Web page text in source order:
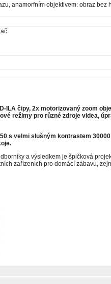
anamorfním objektivem: obraz bez
ILA čipy, 2x motorizovaný zoom
režimy pro různé zdroje videa,
s velmi slušným kontrastem
a výsledkem je špičková
zařízeních pro domácí zábavu,